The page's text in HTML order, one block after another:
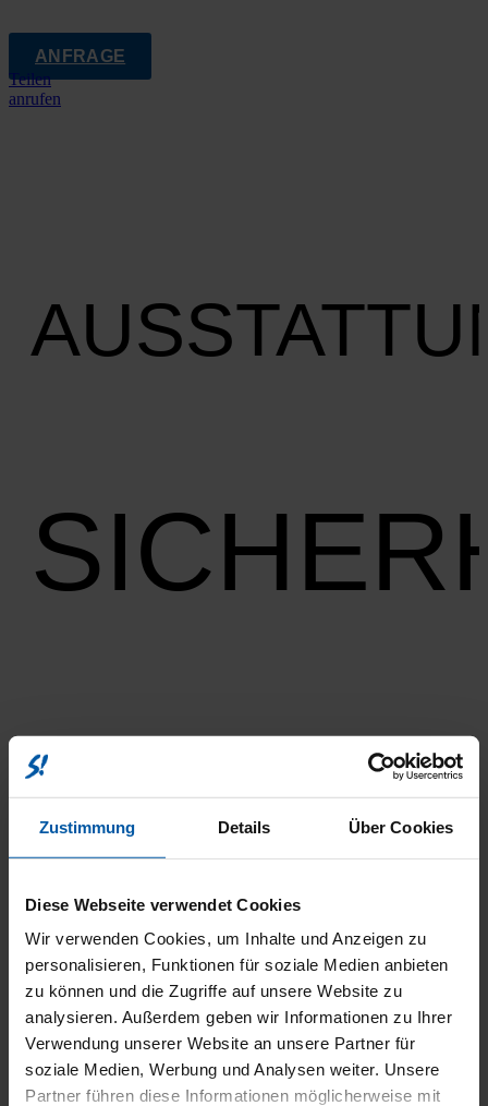
Zustimmung Details Über Cookies
Diese Webseite verwendet Cookies
Wir verwenden Cookies, um Inhalte und Anzeigen zu
personalisieren, Funktionen für soziale Medien anbieten
zu können und die Zugriffe auf unsere Website zu
analysieren. Außerdem geben wir Informationen zu Ihrer
Verwendung unserer Website an unsere Partner für
soziale Medien, Werbung und Analysen weiter. Unsere
Partner führen diese Informationen möglicherweise mit
ANFRAGE
Teilen
anrufen